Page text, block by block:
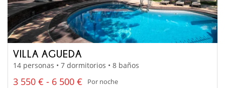
VILLA AGUEDA
14 personas • 7 dormitorios • 8 baños
3 550 € - 6 500 €
Por noche